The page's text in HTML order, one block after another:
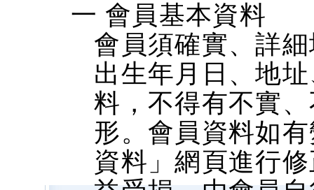
一 會員基本資料
會員須確實、詳
出生年月日、地
料，不得有不實
形。會員資料如
資料」網頁進行